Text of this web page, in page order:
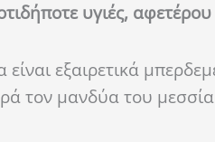
υγιές,
εξαιρετικά
τον μανδύα του